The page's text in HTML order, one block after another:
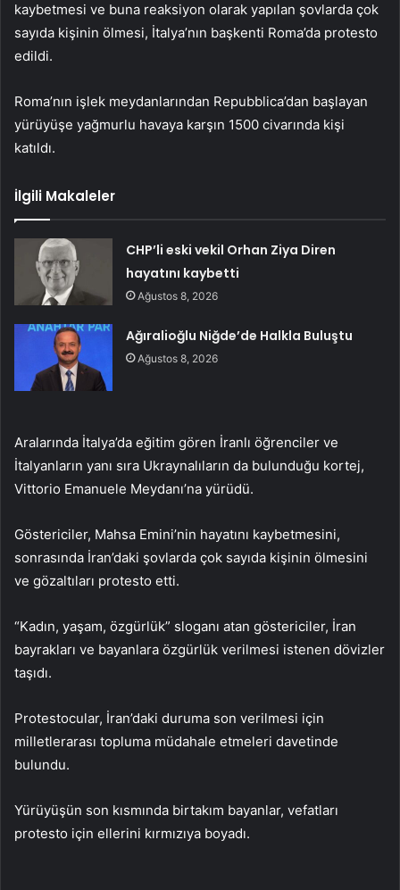
kaybetmesi ve buna reaksiyon olarak yapılan şovlarda çok
sayıda kişinin ölmesi, İtalya’nın başkenti Roma’da protesto
edildi.
Roma’nın işlek meydanlarından Repubblica’dan başlayan
yürüyüşe yağmurlu havaya karşın 1500 civarında kişi
katıldı.
İlgili Makaleler
CHP’li eski vekil Orhan Ziya Diren
hayatını kaybetti
Ağustos 8, 2026
Ağıralioğlu Niğde’de Halkla Buluştu
Ağustos 8, 2026
Aralarında İtalya’da eğitim gören İranlı öğrenciler ve
İtalyanların yanı sıra Ukraynalıların da bulunduğu kortej,
Vittorio Emanuele Meydanı’na yürüdü.
Göstericiler, Mahsa Emini’nin hayatını kaybetmesini,
sonrasında İran’daki şovlarda çok sayıda kişinin ölmesini
ve gözaltıları protesto etti.
“Kadın, yaşam, özgürlük” sloganı atan göstericiler, İran
bayrakları ve bayanlara özgürlük verilmesi istenen dövizler
taşıdı.
Protestocular, İran’daki duruma son verilmesi için
milletlerarası topluma müdahale etmeleri davetinde
bulundu.
Yürüyüşün son kısmında birtakım bayanlar, vefatları
protesto için ellerini kırmızıya boyadı.